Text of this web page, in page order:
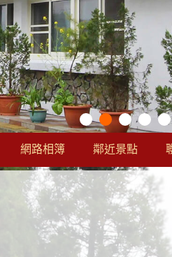
網路相簿 鄰近景點